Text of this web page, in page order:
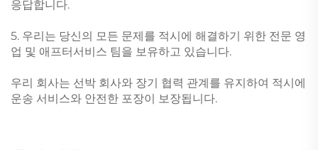
응답합니다.
5. 우리는 당신의 모든 문제를 적시에 해결하기 위한 전문 영
업 및 애프터서비스 팀을 보유하고 있습니다.
우리 회사는 선박 회사와 장기 협력 관계를 유지하여 적시에
운송 서비스와 안전한 포장이 보장됩니다.